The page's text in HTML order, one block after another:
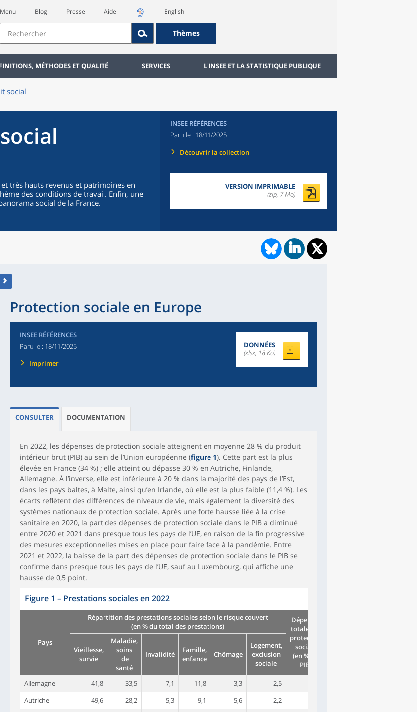
Menu Blog Presse Aide English
Thèmes
MÉTHODES ET QUALITÉ SERVICES L'INSEE ET LA STATISTIQUE PUBLIQUE
social
très hauts revenus et patrimoines en
des conditions de travail. Enfin, une
social de la France.
INSEE RÉFÉRENCES
Paru le : 18/11/2025
Découvrir la collection
VERSION IMPRIMABLE
(zip, 7 Mo)
Protection sociale en Europe
INSEE RÉFÉRENCES
Paru le : 18/11/2025
Imprimer
DONNÉES
(xlsx, 18 Ko)
CONSULTER DOCUMENTATION
En 2022, les dépenses de protection sociale atteignent en moyenne 28 % du produit
intérieur brut (PIB) au sein de l’Union européenne (figure 1). Cette part est la plus
élevée en France (34 %) ; elle atteint ou dépasse 30 % en Autriche, Finlande,
Allemagne. À l’inverse, elle est inférieure à 20 % dans la majorité des pays de l’Est,
dans les pays baltes, à Malte, ainsi qu’en Irlande, où elle est la plus faible (11,4 %). Les
écarts reflètent des différences de niveaux de vie, mais également la diversité des
systèmes nationaux de protection sociale. Après une forte hausse liée à la crise
sanitaire en 2020, la part des dépenses de protection sociale dans le PIB a diminué
entre 2020 et 2021 dans presque tous les pays de l’UE, en raison de la fin progressive
des mesures exceptionnelles mises en place pour faire face à la pandémie. Entre
2021 et 2022, la baisse de la part des dépenses de protection sociale dans le PIB se
confirme dans presque tous les pays de l’UE, sauf au Luxembourg, qui affiche une
hausse de 0,5 point.
Figure 1 – Prestations sociales en 2022
Pays
Répartition des prestations sociales selon le risque couvert
(en % du total des prestations)
Dépenses
totales de
protection
sociale
(en % du
PIB)
Vieillesse,
survie
Maladie,
soins
de
santé
Invalidité
Famille,
enfance
Chômage
Logement,
exclusion
sociale
Allemagne 41,8 33,5 7,1 11,8 3,3 2,5
Autriche
49,6 28,2 5,3 9,1 5,6 2,2